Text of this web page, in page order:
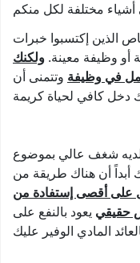
أشياء مختلفة لكل منكم
الذين إكتسبوا خبرات
أو وظيفة معينة. ولكنك
في وظيفة وتتمنى أن
كافي لحياة كريمة
شغف عالي بموضوع
أبداً أن هناك طريقة من
على أقصى إستفادة من
حقيقي يعود بالنفع على
المادي الوفير عليك